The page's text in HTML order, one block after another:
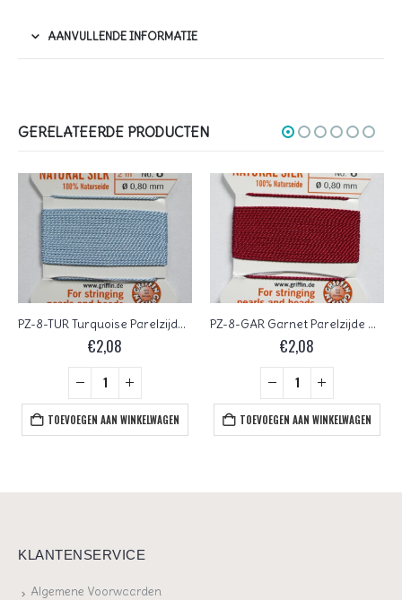
AANVULLENDE INFORMATIE
GERELATEERDE PRODUCTEN
PZ-8-TUR Turquoise Parelzijde maat 8
€2,08
TOEVOEGEN AAN WINKELWAGEN
PZ-8-GAR Garnet Parelzijde maat 8
€2,08
TOEVOEGEN AAN WINKELWAGEN
KLANTENSERVICE
Algemene Voorwaarden